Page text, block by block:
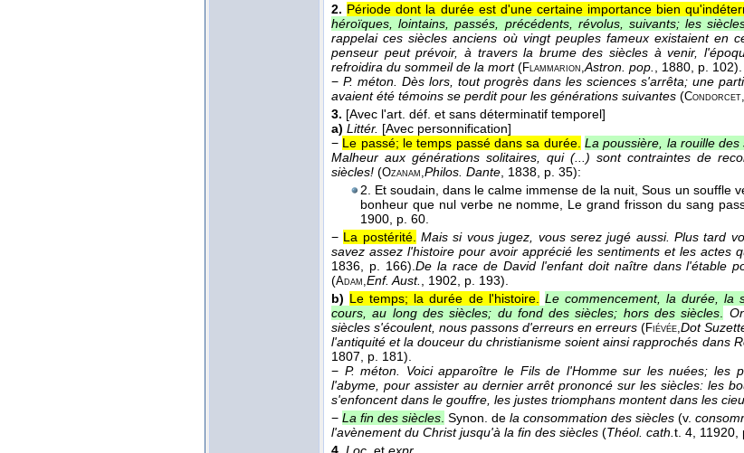
2. Période dont la durée est d'une certaine importance bien
héroïques, lointains, passés, précédents, révolus, suivants; les
rappelai ces siècles anciens où vingt peuples fameux existaient en
penseur peut prévoir, à travers la brume des siècles à venir,
refroidira du sommeil de la mort(Flammarion, Astron. pop. , 1880 , p. 102).
− P. méton. Dès lors, tout progrès dans les sciences s'arrêta; une
avaient été témoins se perdit pour les générations suivantes (Condorcet,
3. [Avec l'art. déf. et sans déterminatif temporel]
a) Littér. [Avec personnification]
− Le passé; le temps passé dans sa durée. La poussière, la rouille
Malheur aux générations solitaires, qui (...) sont contraintes de
siècles! (Ozanam, Philos. Dante , 1838 , p. 35):
2. Et soudain, dans le calme immense de la nuit, Sous un souffle
bonheur que nul verbe ne nomme, Le grand frisson du sang
1900 , p. 60.
− La postérité. Mais si vous jugez, vous serez jugé aussi. Plus tard
savez assez l'histoire pour avoir apprécié les sentiments et les actes
1836 , p. 166). De la race de David l'enfant doit naître dans l'étable
(Adam, Enf. Aust. , 1902 , p. 193).
b) Le temps; la durée de l'histoire.
Le commencement, la durée, la
cours, au long des siècles; du fond des siècles; hors des siècles
siècles s'écoulent, nous passons d'erreurs en erreurs (Fiévée, Dot
l'antiquité et la douceur du christianisme soient ainsi rapprochés dans
1807 , p. 181).
− P. méton.
Voici apparoître le Fils de l'Homme sur les nuées; les
l'abyme, pour assister au dernier arrêt prononcé sur les siècles: les
s'enfoncent dans le gouffre, les justes triomphans montent dans les
− La fin des siècles Synon. de la consommation des siècles (v.
l'avènement du Christ jusqu'à la fin des siècles (Théol. cath. t. 4, 11920
4. Loc. et expr.